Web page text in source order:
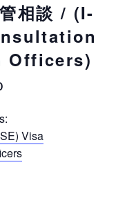
相談 / (I-
Officers)
Visa